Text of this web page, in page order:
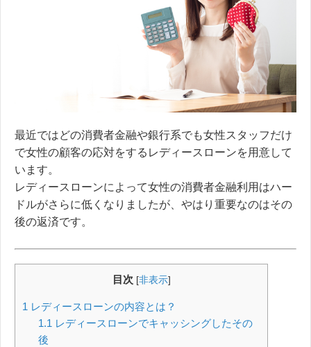
最近ではどの消費者金融や銀行系でも女性スタッフだけ
で女性の顧客の応対をするレディースローンを用意して
います。
レディースローンによって女性の消費者金融利用はハー
ドルがさらに低くなりましたが、やはり重要なのはその
後の返済です。
目次 [非表示]
1 レディースローンの内容とは？
1.1 レディースローンでキャッシングしたその
後